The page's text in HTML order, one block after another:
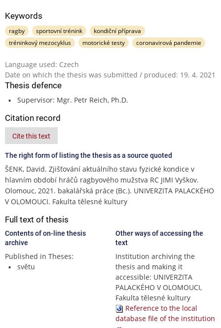
Keywords
ragby sportovní trénink
kondiční příprava
tréninkový mezocyklus
motorické testy coronavirová pandemie
Language used: Czech
Date on which the thesis was submitted / produced: 19. 4. 2021
Thesis defence
Supervisor: Mgr. Petr Reich, Ph.D.
Citation record
Cite this text
The right form of listing the thesis as a source quoted
ŠENK, David. Zjišťování aktuálního stavu fyzické kondice v
hlavním období hráčů ragbyového mužstva RC JIMI Vyškov.
Olomouc, 2021. bakalářská práce (Bc.). UNIVERZITA PALACKÉHO
V OLOMOUCI. Fakulta tělesné kultury
Full text of thesis
Contents of on-line thesis
archive
Published in Theses:
světu
Other ways of accessing the
text
Institution archiving the
thesis and making it
accessible: UNIVERZITA
PALACKÉHO V OLOMOUCI,
Fakulta tělesné kultury
Reference to the local
database file of the institution